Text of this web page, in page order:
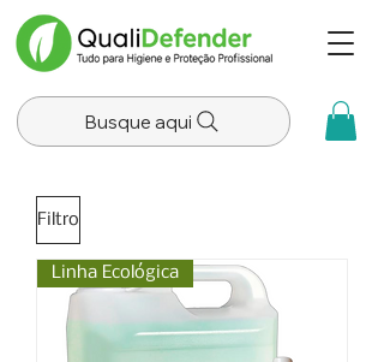
Busque aqui
Filtro
Linha Ecológica